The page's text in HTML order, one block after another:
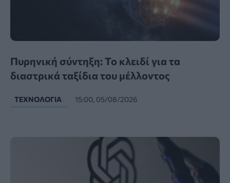
Πυρηνική σύντηξη: Το κλειδί για τα
διαστρικά ταξίδια του μέλλοντος
ΤΕΧΝΟΛΟΓΊΑ 15:00, 05/08/2026